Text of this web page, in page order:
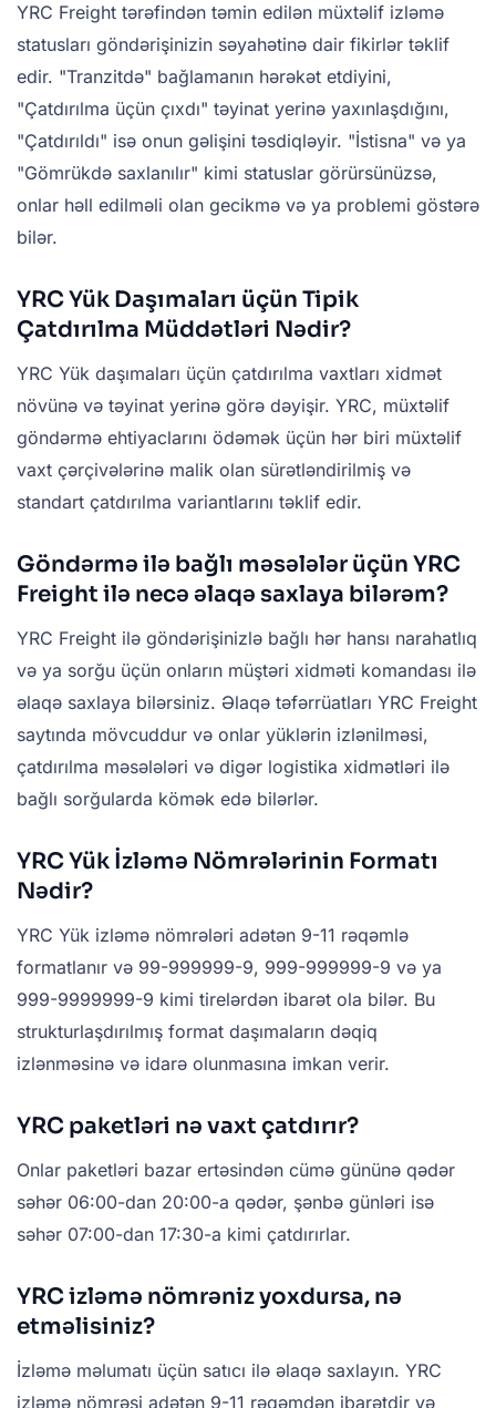
YRC Freight tərəfindən təmin edilən müxtəlif izləmə
statusları göndərişinizin səyahətinə dair fikirlər təklif
edir. "Tranzitdə" bağlamanın hərəkət etdiyini,
"Çatdırılma üçün çıxdı" təyinat yerinə yaxınlaşdığını,
"Çatdırıldı" isə onun gəlişini təsdiqləyir. "İstisna" və ya
"Gömrükdə saxlanılır" kimi statuslar görürsünüzsə,
onlar həll edilməli olan gecikmə və ya problemi göstərə
bilər.
YRC Yük Daşımaları üçün Tipik
Çatdırılma Müddətləri Nədir?
YRC Yük daşımaları üçün çatdırılma vaxtları xidmət
növünə və təyinat yerinə görə dəyişir. YRC, müxtəlif
göndərmə ehtiyaclarını ödəmək üçün hər biri müxtəlif
vaxt çərçivələrinə malik olan sürətləndirilmiş və
standart çatdırılma variantlarını təklif edir.
Göndərmə ilə bağlı məsələlər üçün YRC
Freight ilə necə əlaqə saxlaya bilərəm?
YRC Freight ilə göndərişinizlə bağlı hər hansı narahatlıq
və ya sorğu üçün onların müştəri xidməti komandası ilə
əlaqə saxlaya bilərsiniz. Əlaqə təfərrüatları YRC Freight
saytında mövcuddur və onlar yüklərin izlənilməsi,
çatdırılma məsələləri və digər logistika xidmətləri ilə
bağlı sorğularda kömək edə bilərlər.
YRC Yük İzləmə Nömrələrinin Formatı
Nədir?
YRC Yük izləmə nömrələri adətən 9-11 rəqəmlə
formatlanır və 99-999999-9, 999-999999-9 və ya
999-9999999-9 kimi tirelərdən ibarət ola bilər. Bu
strukturlaşdırılmış format daşımaların dəqiq
izlənməsinə və idarə olunmasına imkan verir.
YRC paketləri nə vaxt çatdırır?
Onlar paketləri bazar ertəsindən cümə gününə qədər
səhər 06:00-dan 20:00-a qədər, şənbə günləri isə
səhər 07:00-dan 17:30-a kimi çatdırırlar.
YRC izləmə nömrəniz yoxdursa, nə
etməlisiniz?
İzləmə məlumatı üçün satıcı ilə əlaqə saxlayın. YRC
izləmə nömrəsi adətən 9-11 rəqəmdən ibarətdir və